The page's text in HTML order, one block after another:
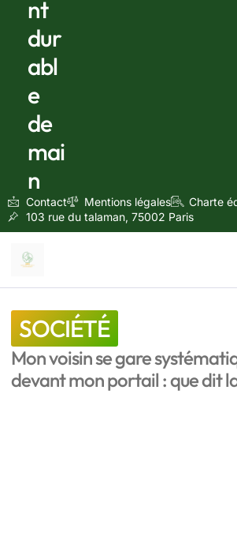
nt
dur
abl
e
de
mai
n
Contact Mentions légales Charte
103 rue du talaman, 75002 Paris
SOCIÉTÉ
Mon voisin se gare
devant mon portail : que dit